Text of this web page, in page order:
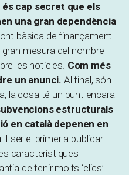
és cap secret que els
una gran dependència
bàsica de finançament
mesura del nombre
les notícies. Com més
un anunci. Al final, són
la cosa té un punt encara
estructurals
en català depenen en
. I ser el primer a publicar
característiques i
de tenir molts ‘clics’.